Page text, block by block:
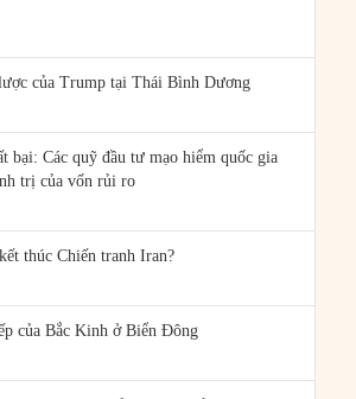
của Trump tại Thái Bình Dương
bại: Các quỹ đầu tư mạo hiểm quốc gia
trị của vốn rủi ro
thúc Chiến tranh Iran?
của Bắc Kinh ở Biển Đông